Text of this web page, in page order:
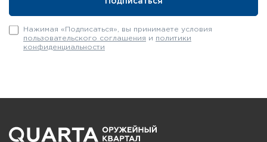
Нажимая «Подписаться», вы принимаете условия
пользовательского соглашения и политики
конфиденциальности